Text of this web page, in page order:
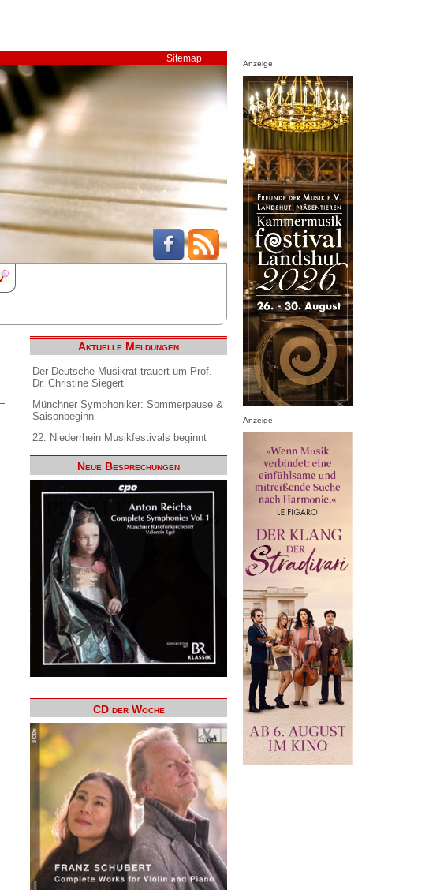
Sitemap
Aktuelle Meldungen
Der Deutsche Musikrat trauert um Prof.
Dr. Christine Siegert
Münchner Symphoniker: Sommerpause &
Saisonbeginn
22. Niederrhein Musikfestivals beginnt
Neue Besprechungen
CD der Woche
Anzeige
Anzeige